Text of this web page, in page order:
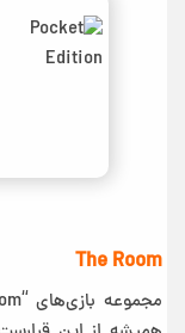
The Room